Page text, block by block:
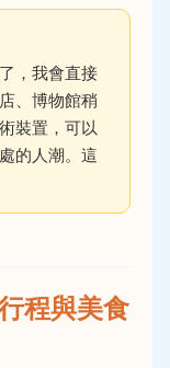
，我會直接
、博物館稍
裝置，可以
的人潮。這
程與美食